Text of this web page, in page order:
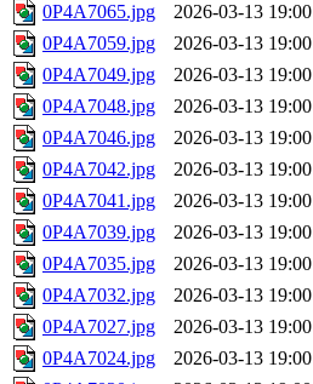
0P4A7065.jpg
2026-03-13 19:00
0P4A7059.jpg
2026-03-13 19:00
0P4A7049.jpg
2026-03-13 19:00
0P4A7048.jpg
2026-03-13 19:00
0P4A7046.jpg
2026-03-13 19:00
0P4A7042.jpg
2026-03-13 19:00
0P4A7041.jpg
2026-03-13 19:00
0P4A7039.jpg
2026-03-13 19:00
0P4A7035.jpg
2026-03-13 19:00
0P4A7032.jpg
2026-03-13 19:00
0P4A7027.jpg
2026-03-13 19:00
0P4A7024.jpg
2026-03-13 19:00